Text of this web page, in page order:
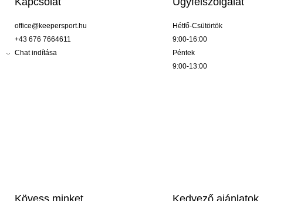
office@keepersport.hu
+43 676 7664611
Chat indítása
Hétfő-Csütörtök
9:00-16:00
Péntek
9:00-13:00
Kövess minket Kedvező ajánlatok